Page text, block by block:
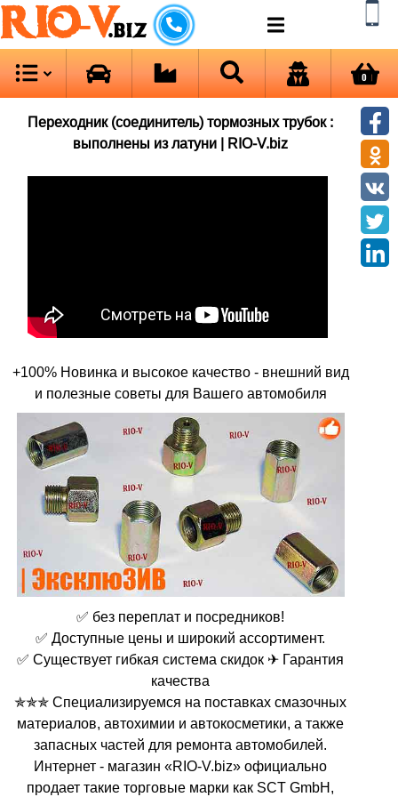
RIO-V.biz
0
Переходник (соединитель) тормозных трубок :
выполнены из латуни | RIO-V.biz
+100% Новинка и высокое качество - внешний вид
и полезные советы для Вашего автомобиля
✅ без переплат и посредников!
✅ Доступные цены и широкий ассортимент.
✅ Существует гибкая система скидок ✈ Гарантия
качества
✯✯✯ Специализируемся на поставках смазочных
материалов, автохимии и автокосметики, а также
запасных частей для ремонта автомобилей.
Интернет - магазин «RIO-V.biz» официально
продает такие торговые марки как SCT GmbH,